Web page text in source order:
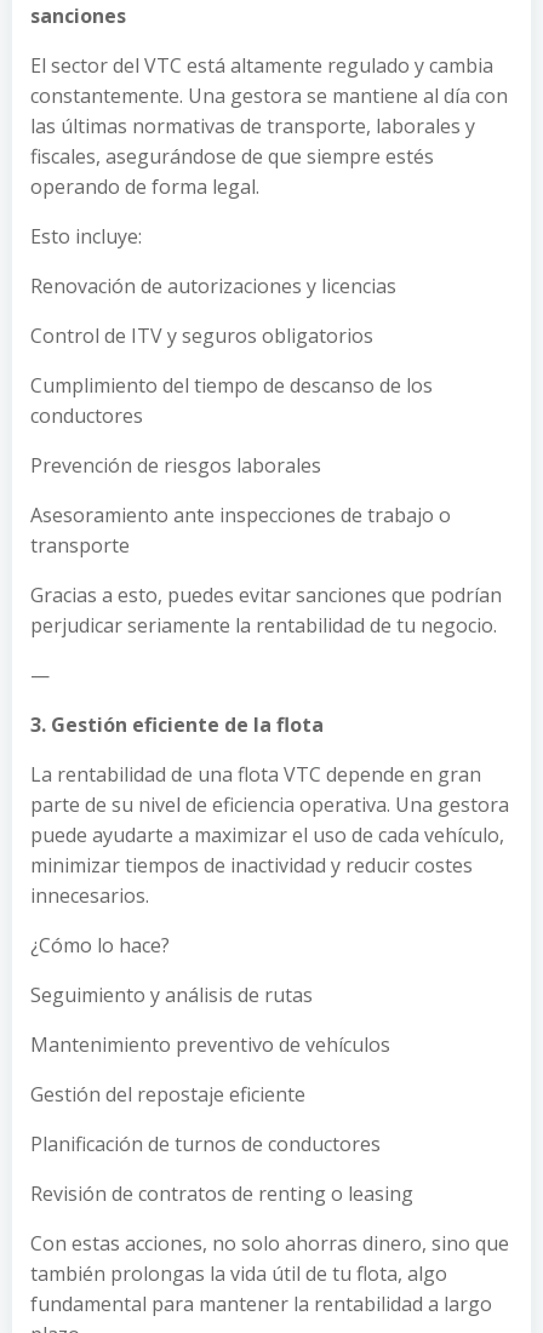
sanciones
El sector del VTC está altamente regulado y cambia
constantemente. Una gestora se mantiene al día con
las últimas normativas de transporte, laborales y
fiscales, asegurándose de que siempre estés
operando de forma legal.
Esto incluye:
Renovación de autorizaciones y licencias
Control de ITV y seguros obligatorios
Cumplimiento del tiempo de descanso de los
conductores
Prevención de riesgos laborales
Asesoramiento ante inspecciones de trabajo o
transporte
Gracias a esto, puedes evitar sanciones que podrían
perjudicar seriamente la rentabilidad de tu negocio.
—
3. Gestión eficiente de la flota
La rentabilidad de una flota VTC depende en gran
parte de su nivel de eficiencia operativa. Una gestora
puede ayudarte a maximizar el uso de cada vehículo,
minimizar tiempos de inactividad y reducir costes
innecesarios.
¿Cómo lo hace?
Seguimiento y análisis de rutas
Mantenimiento preventivo de vehículos
Gestión del repostaje eficiente
Planificación de turnos de conductores
Revisión de contratos de renting o leasing
Con estas acciones, no solo ahorras dinero, sino que
también prolongas la vida útil de tu flota, algo
fundamental para mantener la rentabilidad a largo